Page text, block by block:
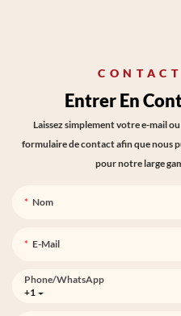
Entrer En
Laissez simplement votre e-mail
formulaire de contact afin que nous
pour notre large
Nom
E-Mail
+1
Phone/whatsApp